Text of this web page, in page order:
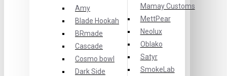
Amy
Blade Hookah
BRmade
Cascade
Cosmo bowl
Dark Side
Mamay Customs
MettPear
Neolux
Oblako
Satyr
SmokeLab